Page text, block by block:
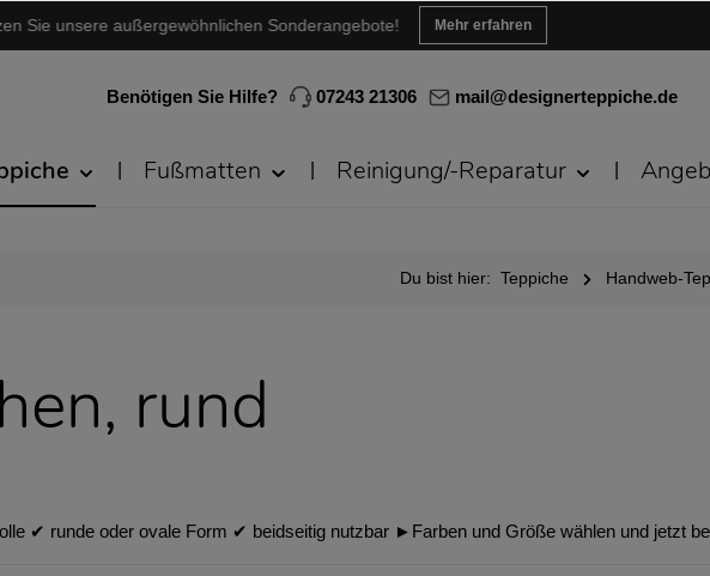
Sie unsere außergewöhnlichen Sonderangebote! Mehr erfahren
Benötigen Sie Hilfe? 07243 21306 mail@designerteppiche.de
Fußmatten Reinigung/-Reparatur
Du bist hier: Teppiche Handweb-
rund
✔︎ runde oder ovale Form ✔︎ beidseitig nutzbar ►Farben und Größe wählen und jetzt